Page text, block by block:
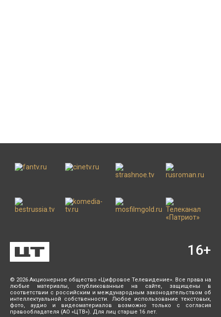
© 2026 Акционерное общество «Цифровое Телевидение». Все права на
любые материалы, опубликованные на сайте, защищены в
соответствии с российским и международным законодательством об
интеллектуальной собственности. Любое использование текстовых,
фото, аудио и видеоматериалов возможно только с согласия
правообладателя (АО «ЦТВ»). Для лиц старше 16 лет.
16+